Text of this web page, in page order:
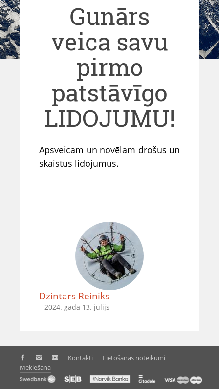
Gunārs
veica savu
pirmo
patstāvīgo
LIDOJUMU!
Apsveicam un novēlam drošus un
skaistus lidojumus.
Dzintars Reiniks
2024. gada 13. jūlijs
Kontakti
Lietošanas noteikumi
Meklēšana